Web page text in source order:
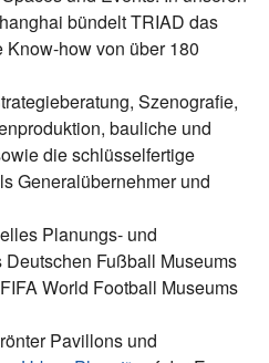
bündelt TRIAD das
how von über 180
Szenografie,
bauliche und
die schlüsselfertige
Generalübernehmer und
Planungs- und
Fußball Museums
World Football Museums
Pavillons und